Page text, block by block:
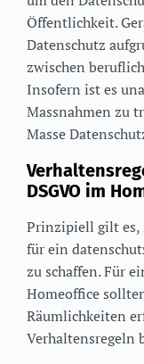
Öffentlichkeit.
Datenschutz
zwischen
Insofern ist es
Massnahmen zu
Masse
DSGVO im
Prinzipiell gilt es,
für ein
zu schaffen. Für
Homeoffice
Räumlichkeiten
Verhaltensregeln